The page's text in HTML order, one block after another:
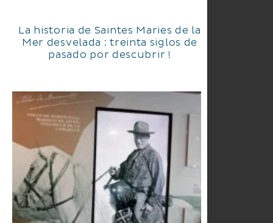
La historia de Saintes Maries de la
Mer desvelada : treinta siglos de
pasado por descubrir !